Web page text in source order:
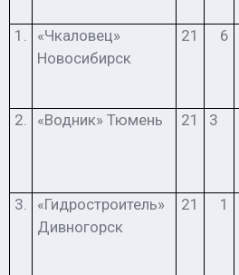
1.
«Чкаловец»
Новосибирск
21 6
2. «Водник» Тюмень 21 3
3.
«Гидростроитель»
Дивногорск
21 1